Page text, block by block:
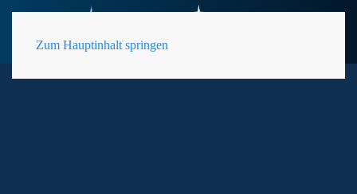
Zum Hauptinhalt springen